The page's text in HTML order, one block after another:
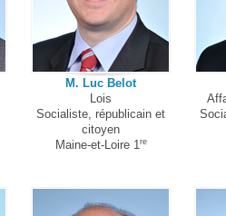
M. Luc Belot
Lois
Socialiste, républicain et
citoyen
Maine-et-Loire 1re